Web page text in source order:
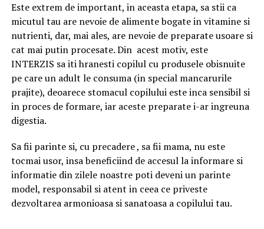
Este extrem de important, in aceasta etapa, sa stii ca
micutul tau are nevoie de alimente bogate in vitamine si
nutrienti, dar, mai ales, are nevoie de preparate usoare si
cat mai putin procesate. Din acest motiv, este
INTERZIS sa iti hranesti copilul cu produsele obisnuite
pe care un adult le consuma (in special mancarurile
prajite), deoarece stomacul copilului este inca sensibil si
in proces de formare, iar aceste preparate i-ar ingreuna
digestia.
Sa fii parinte si, cu precadere , sa fii mama, nu este
tocmai usor, insa beneficiind de accesul la informare si
informatie din zilele noastre poti deveni un parinte
model, responsabil si atent in ceea ce priveste
dezvoltarea armonioasa si sanatoasa a copilului tau.